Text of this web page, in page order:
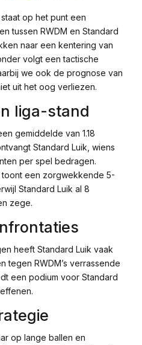
op het punt een
tussen RWDM en Standard
naar een kentering van
volgt een tactische
we ook de prognose van
uit het oog verliezen.
liga-stand
gemiddelde van 1.18
Standard Luik, wiens
per spel bedragen.
toont een zorgwekkende 5-
Standard Luik al 8
zege.
heeft Standard Luik vaak
tegen RWDM’s verrassende
een podium voor Standard
op lange ballen en